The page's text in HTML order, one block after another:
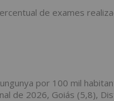
de exames
por 100 mil
de 2026, Goiás (5,8),